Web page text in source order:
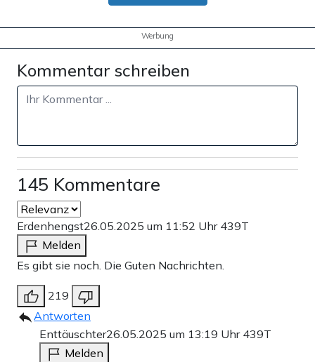
Werbung
Kommentar schreiben
145 Kommentare
Erdenhengst26.05.2025 um 11:52 Uhr 439T
Melden
Es gibt sie noch. Die Guten Nachrichten.
219
Antworten
Enttäuschter26.05.2025 um 13:19 Uhr 439T
Melden